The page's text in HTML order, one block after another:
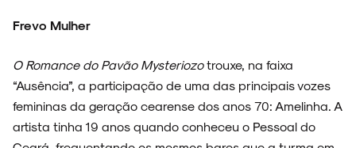
Frevo Mulher
O Romance do Pavão Mysteriozotrouxe, na faixa
“Ausência”, a participação de uma das principais vozes
femininas da geração cearense dos anos 70: Amelinha. A
artista tinha 19 anos quando conheceu o Pessoal do